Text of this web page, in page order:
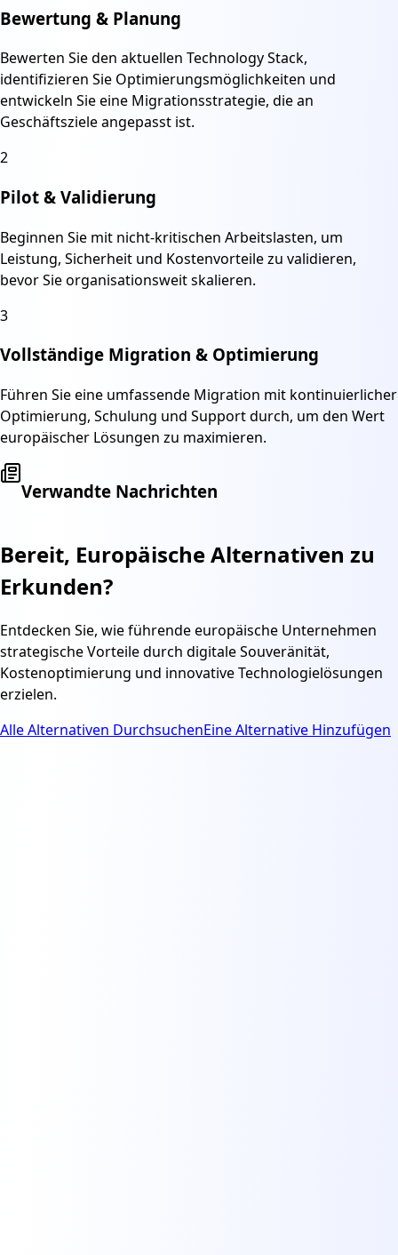
Bewertung & Planung
Bewerten Sie den aktuellen Technology Stack,
identifizieren Sie Optimierungsmöglichkeiten und
entwickeln Sie eine Migrationsstrategie, die an
Geschäftsziele angepasst ist.
2
Pilot & Validierung
Beginnen Sie mit nicht-kritischen Arbeitslasten, um
Leistung, Sicherheit und Kostenvorteile zu validieren,
bevor Sie organisationsweit skalieren.
3
Vollständige Migration & Optimierung
Führen Sie eine umfassende Migration mit kontinuierlicher
Optimierung, Schulung und Support durch, um den Wert
europäischer Lösungen zu maximieren.
Verwandte Nachrichten
Bereit, Europäische Alternativen zu
Erkunden?
Entdecken Sie, wie führende europäische Unternehmen
strategische Vorteile durch digitale Souveränität,
Kostenoptimierung und innovative Technologielösungen
erzielen.
Alle Alternativen DurchsuchenEine Alternative Hinzufügen